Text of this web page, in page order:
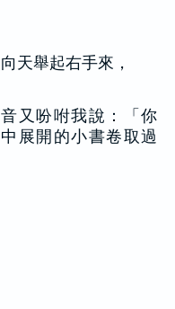
天舉起右手來，
又吩咐我說：「你
展開的小書卷取過